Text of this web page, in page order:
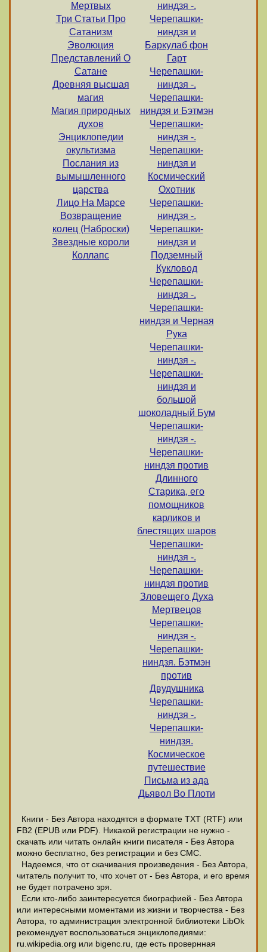
Мертвых
Три Статьи Про
Сатанизм
Эволюция
Представлений О
Сатане
Древняя высшая
магия
Магия природных
духов
Энциклопедии
окультизма
Послания из
вымышленного
царства
Лицо На Марсе
Возвращение
колец (Наброски)
Звездные короли
Коллапс
ниндзя -.
Черепашки-
ниндзя и
Баркулаб фон
Гарт
Черепашки-
ниндзя -.
Черепашки-
ниндзя и Бэтмэн
Черепашки-
ниндзя -.
Черепашки-
ниндзя и
Космический
Охотник
Черепашки-
ниндзя -.
Черепашки-
ниндзя и
Подземный
Кукловод
Черепашки-
ниндзя -.
Черепашки-
ниндзя и Черная
Рука
Черепашки-
ниндзя -.
Черепашки-
ниндзя и
большой
шоколадный Бум
Черепашки-
ниндзя -.
Черепашки-
ниндзя против
Длинного
Старика, его
помощников
карликов и
блестящих шаров
Черепашки-
ниндзя -.
Черепашки-
ниндзя против
Зловещего Духа
Мертвецов
Черепашки-
ниндзя -.
Черепашки-
ниндзя. Бэтмэн
против
Двудушника
Черепашки-
ниндзя -.
Черепашки-
ниндзя.
Космическое
путешествие
Письма из ада
Дьявол Во Плоти
Книги - Без Автора находятся в формате ТХТ (RTF) или
FB2 (EPUB или PDF). Никакой регистрации не нужно -
скачать или читать онлайн книги писателя - Без Автора
можно бесплатно, без регистрации и без СМС.
Надеемся, что от скачивания произведения - Без Автора,
читатель получит то, что хочет от - Без Автора, и его время
не будет потрачено зря.
Если кто-либо заинтересуется биографией - Без Автора
или интересными моментами из жизни и творчества - Без
Автора, то администрация электронной библиотеки LibOk
рекомендует воспользоваться энциклопедиями:
ru.wikipedia.org или bigenc.ru, где есть провернная